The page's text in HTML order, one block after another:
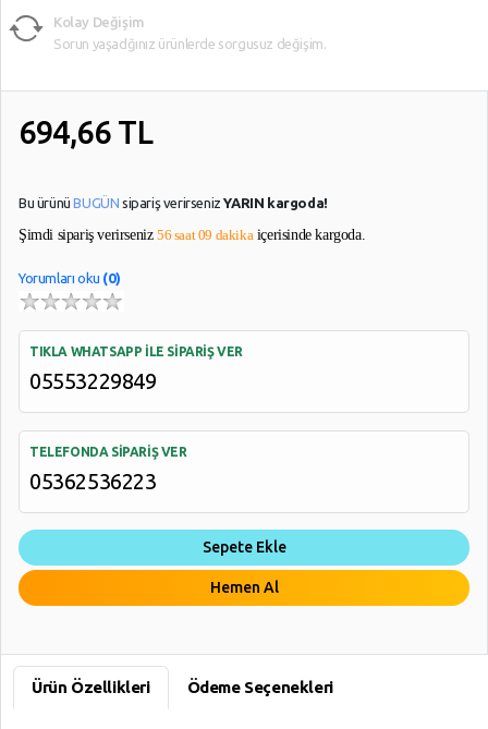
Kolay Değişim
Sorun yaşadğınız ürünlerde sorgusuz değişim.
694,66TL
Bu ürünüBUGÜN sipariş verirsenizYARIN kargoda!
Şimdi sipariş verirseniz 56 saat 09 dakika içerisinde kargoda.
Yorumları oku (0)
TIKLA WHATSAPP İLE SİPARİŞ VER
05553229849
TELEFONDA SİPARİŞ VER
05362536223
Sepete Ekle
Hemen Al
Ürün Özellikleri Ödeme Seçenekleri